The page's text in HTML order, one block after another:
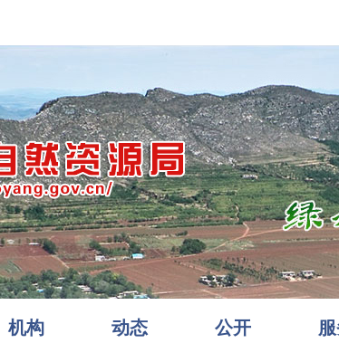
机构 动态 公开